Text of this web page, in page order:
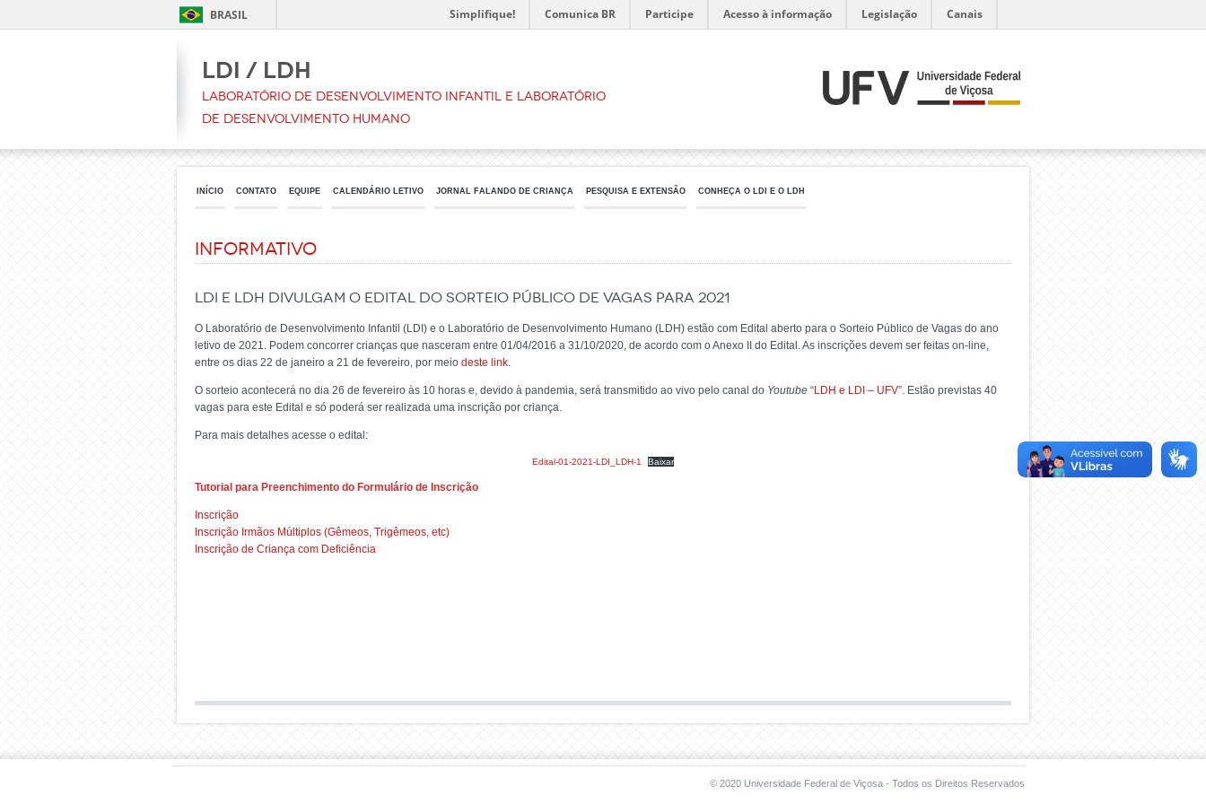
BRASIL Simplifique! Comunica BR Participe Acesso à informação Legislação Canais
LDI / LDH
Laboratório de Desenvolvimento Infantil e Laboratório
de Desenvolvimento Humano
INÍCIO CONTATO EQUIPE CALENDÁRIO LETIVO JORNAL FALANDO DE CRIANÇA PESQUISA E EXTENSÃO CONHEÇA O LDI E O LDH
Informativo
LDI e LDH divulgam o Edital do Sorteio Público de Vagas para 2021
O Laboratório de Desenvolvimento Infantil (LDI) e o Laboratório de Desenvolvimento Humano (LDH) estão com Edital aberto para o Sorteio Público de Vagas do ano
letivo de 2021. Podem concorrer crianças que nasceram entre 01/04/2016 a 31/10/2020, de acordo com o Anexo II do Edital. As inscrições devem ser feitas on-line,
entre os dias 22 de janeiro a 21 de fevereiro, por meio deste link.
O sorteio acontecerá no dia 26 de fevereiro às 10 horas e, devido à pandemia, será transmitido ao vivo pelo canal do Youtube “LDH e LDI – UFV”. Estão previstas 40
vagas para este Edital e só poderá ser realizada uma inscrição por criança.
Para mais detalhes acesse o edital:
Edital-01-2021-LDI_LDH-1 Baixar
Tutorial para Preenchimento do Formulário de Inscrição
Inscrição
Inscrição Irmãos Múltiplos (Gêmeos, Trigêmeos, etc)
Inscrição de Criança com Deficiência
© 2020 Universidade Federal de Viçosa - Todos os Direitos Reservados